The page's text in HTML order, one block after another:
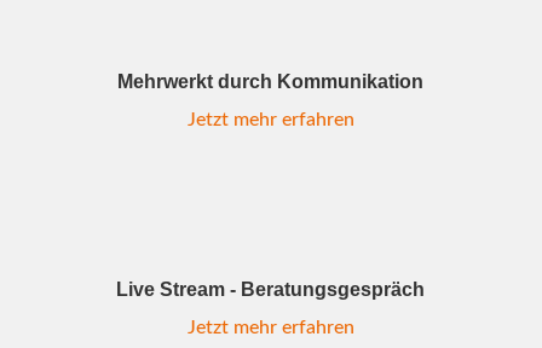
Mehrwerkt durch Kommunikation
Jetzt mehr erfahren
Live Stream - Beratungsgespräch
Jetzt mehr erfahren